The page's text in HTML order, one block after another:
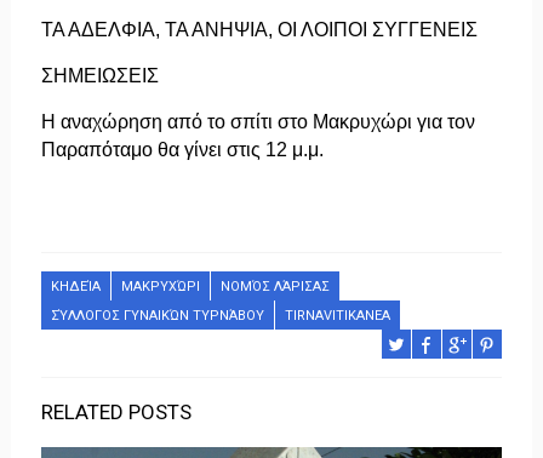
ΤΑ ΑΔΕΛΦΙΑ, ΤΑ ΑΝΗΨΙΑ, ΟΙ ΛΟΙΠΟΙ ΣΥΓΓΕΝΕΙΣ
ΣΗΜΕΙΩΣΕΙΣ
Η αναχώρηση από το σπίτι στο Μακρυχώρι για τον
Παραπόταμο θα γίνει στις 12 μ.μ.
ΚΗΔΕΊΑ ΜΑΚΡΥΧΏΡΙ
ΝΟΜΌΣ ΛΆΡΙΣΑΣ
ΣΎΛΛΟΓΟΣ ΓΥΝΑΙΚΏΝ ΤΥΡΝΆΒΟΥ
TIRNAVITIKANEA
RELATED POSTS